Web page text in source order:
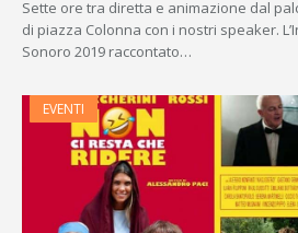
Sette ore tra diretta e animazione dal
di piazza Colonna con i nostri speaker.
Sonoro 2019 raccontato…
EVENTI